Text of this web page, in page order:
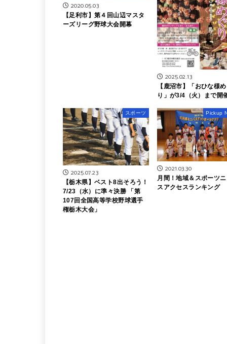
2020.05.03
【足利市】第４回山辺マスタ
ーズリーグ野球大会開幕
2025.02.13
【鹿沼市】「おひな様
り」が3/4（火）まで開
スポーツ
2025.07.23
【栃木県】ベスト8出そろう！
7/23（水）に準々決勝 「第
107回全国高等学校野球選手
権栃木大会」
Pickup
2021.03.30
月間！地域＆スポーツ
スアクセスランキング